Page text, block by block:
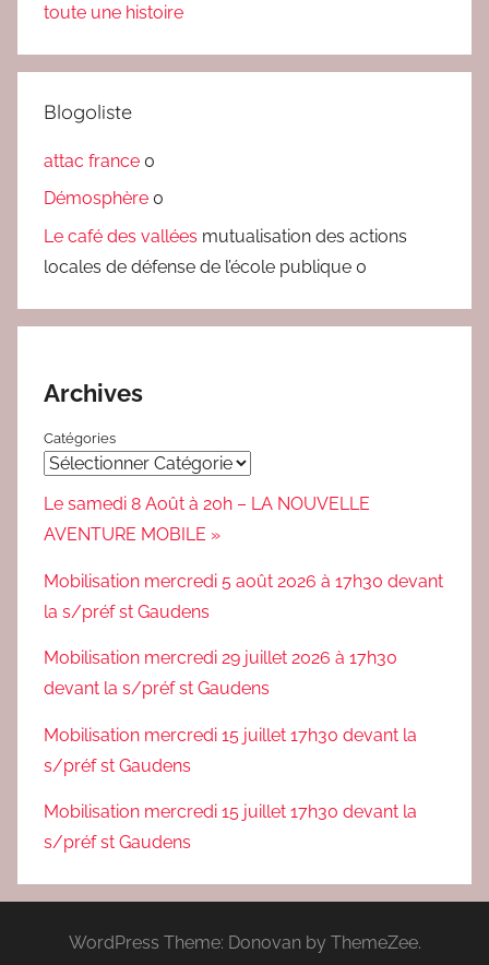
toute une histoire
Blogoliste
attac france 0
Démosphère 0
Le café des vallées mutualisation des actions
locales de défense de l’école publique 0
Archives
Catégories
Le samedi 8 Août à 20h – LA NOUVELLE
AVENTURE MOBILE »
Mobilisation mercredi 5 août 2026 à 17h30 devant
la s/préf st Gaudens
Mobilisation mercredi 29 juillet 2026 à 17h30
devant la s/préf st Gaudens
Mobilisation mercredi 15 juillet 17h30 devant la
s/préf st Gaudens
Mobilisation mercredi 15 juillet 17h30 devant la
s/préf st Gaudens
WordPress Theme: Donovan by ThemeZee.